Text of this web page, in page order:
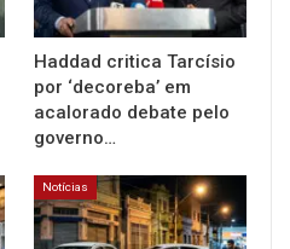
Haddad critica Tarcísio
por ‘decoreba’ em
acalorado debate pelo
governo…
Notícias